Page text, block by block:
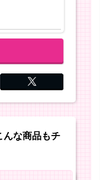
んな商品もチ